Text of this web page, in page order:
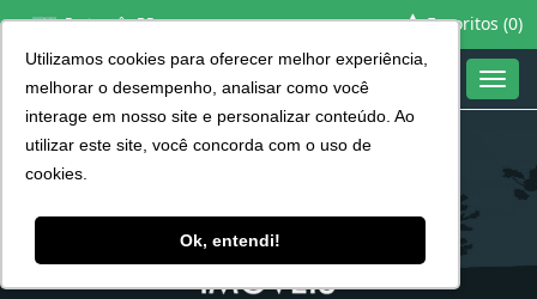
Utilizamos cookies para oferecer melhor experiência,
melhorar o desempenho, analisar como você
interage em nosso site e personalizar conteúdo. Ao
utilizar este site, você concorda com o uso de
cookies.
Ok, entendi!
Português BR Favoritos (0)